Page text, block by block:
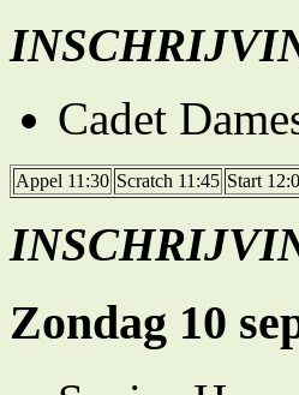
Cadet
Appel 11:30 Scratch 11:45 Start
Zondag 10